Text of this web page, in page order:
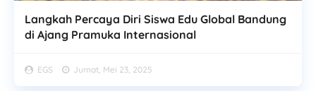
Langkah Percaya Diri Siswa Edu Global Bandung
di Ajang Pramuka Internasional
EGS Jumat, Mei 23, 2025